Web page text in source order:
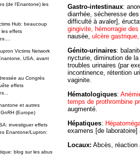
(de l'Enantone) les
Hub: beaucoup
les effets
Victims Network
USA, avant
au Congrès
effets
et autres
(Europe)
investiguer effets
Enantone/Lupron:
blog sur les abus
Gastro-intestinaux:
diarrhée, sécheresse
difficulté à avaler],
gingivite, hémorragie
nausée, ulcère gastrique,
Génito-urinaires:
nycturie, diminution de
troubles urinaires (par
incontinence, rétention
vaginite.
Hématologiques:
temps de prothrombine
augmenté.
Hépatiques:
examens [de
Locaux: Abcès, réaction